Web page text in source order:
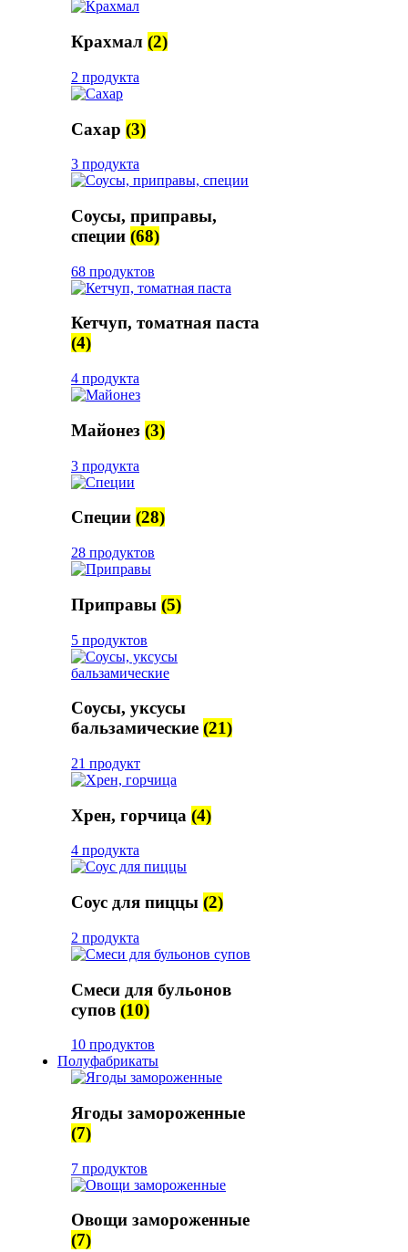
Крахмал (2)
2 продукта
Сахар (3)
3 продукта
Соусы, приправы,
специи (68)
68 продуктов
Кетчуп, томатная паста
(4)
4 продукта
Майонез (3)
3 продукта
Специи (28)
28 продуктов
Приправы (5)
5 продуктов
Соусы, уксусы
бальзамические (21)
21 продукт
Хрен, горчица (4)
4 продукта
Соус для пиццы (2)
2 продукта
Смеси для бульонов
супов (10)
10 продуктов
Полуфабрикаты
Ягоды замороженные
(7)
7 продуктов
Овощи замороженные
(7)